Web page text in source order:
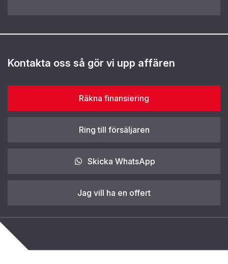
Kontakta oss så gör vi upp affären
Räkna finansiering
Ring till försäljaren
Skicka WhatsApp
Jag vill ha en offert